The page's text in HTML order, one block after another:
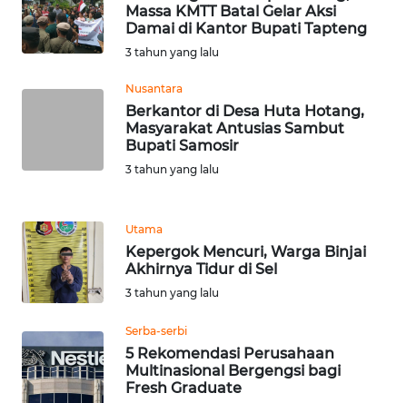
Massa KMTT Batal Gelar Aksi
Damai di Kantor Bupati Tapteng
3 tahun yang lalu
Nusantara
Berkantor di Desa Huta Hotang,
Masyarakat Antusias Sambut
Bupati Samosir
3 tahun yang lalu
Utama
Kepergok Mencuri, Warga Binjai
Akhirnya Tidur di Sel
3 tahun yang lalu
Serba-serbi
5 Rekomendasi Perusahaan
Multinasional Bergengsi bagi
Fresh Graduate
WN
TINGGI
WN
PAKPAK
WN
KARAWANG